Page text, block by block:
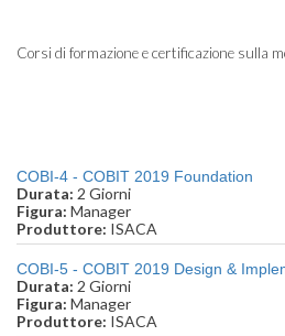
Corsi di formazione e certificazione sulla
COBI-4 - COBIT 2019 Foundation
Durata: 2 Giorni
Figura: Manager
Produttore: ISACA
COBI-5 - COBIT 2019 Design &
Durata: 2 Giorni
Figura: Manager
Produttore: ISACA